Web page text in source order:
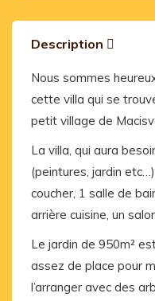
Description
Nous sommes
cette villa qui se
petit village de
La villa, qui aura
(peintures, jardin
coucher, 1 salle de
arrière cuisine, un
Le jardin de 950m²
assez de place pour
l’arranger avec des